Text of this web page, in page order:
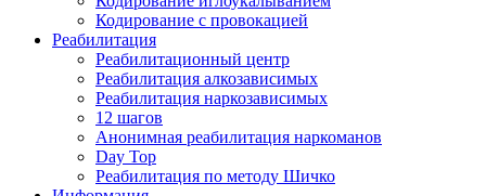
Кодирование с провокацией
Реабилитация
Реабилитационный центр
Реабилитация алкозависимых
Реабилитация наркозависимых
12 шагов
Анонимная реабилитация наркоманов
Day Top
Реабилитация по методу Шичко